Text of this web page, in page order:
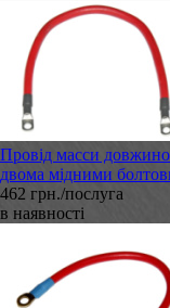
Провід масси
двома мідними
462 грн./послуга
в наявності